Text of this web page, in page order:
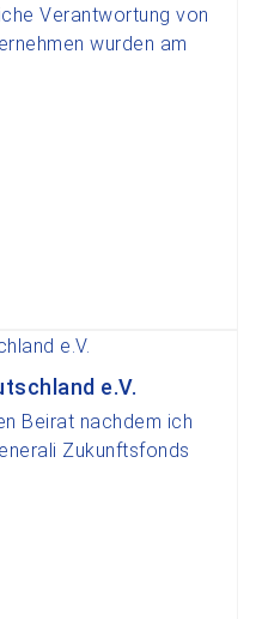
Verantwortung von
wurden am
e.V.
Beirat nachdem ich
Zukunftsfonds